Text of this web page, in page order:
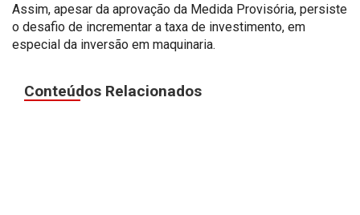
Assim, apesar da aprovação da Medida Provisória, persiste
o desafio de incrementar a taxa de investimento, em
especial da inversão em maquinaria.
Conteúdos Relacionados